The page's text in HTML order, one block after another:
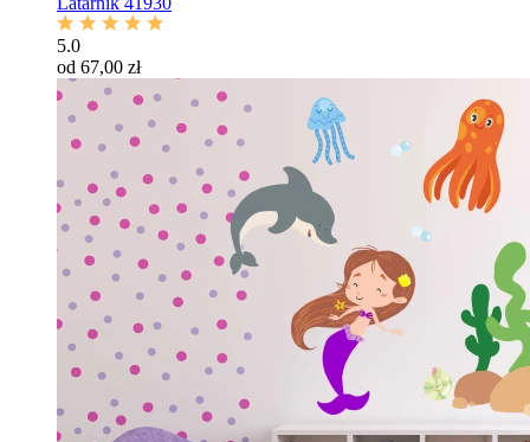
5.0
od 67,00 zł